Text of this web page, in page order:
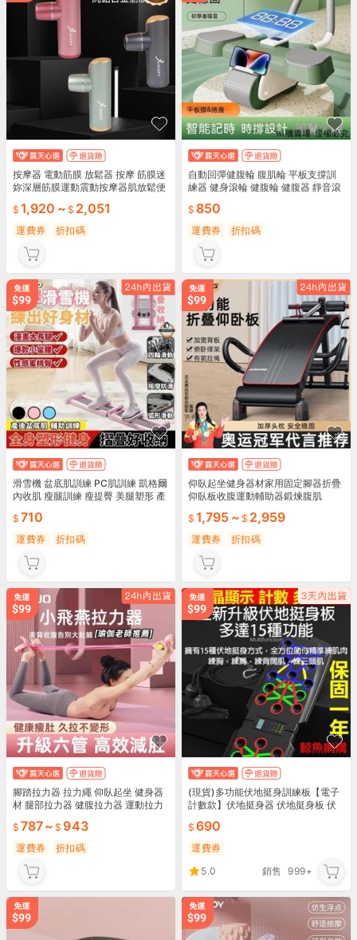
按摩器 電動筋膜 放鬆器 按摩 筋膜迷
妳深層筋膜運動震動按摩器肌放鬆便
1,920 ~ 2,051
運費券 折扣碼
自動回彈健腹輪 腹肌輪 平板支撐訓
練器 健身滾輪 健腹輪 健腹器 靜音滾
850
運費券 折扣碼
滑雪機 盆底肌訓練 PC肌訓練 凱格爾
內收肌 瘦腿訓練 瘦提臀 美腿塑形 產
710
運費券 折扣碼
仰臥起坐健身器材家用固定腳器折疊
仰臥板收腹運動輔助器鍛煉腹肌
1,795 ~ 2,959
運費券 折扣碼
腳踏拉力器 拉力繩 仰臥起坐 健身器
材 腿部拉力器 健腹拉力器 運動拉力
787~ 943
運費券 折扣碼
(現貨)多功能伏地挺身訓練板【電子
計數款】伏地挺身器 伏地挺身板 伏
瘦身 鯨魚網購
690
運費券
5.0
銷售 999+